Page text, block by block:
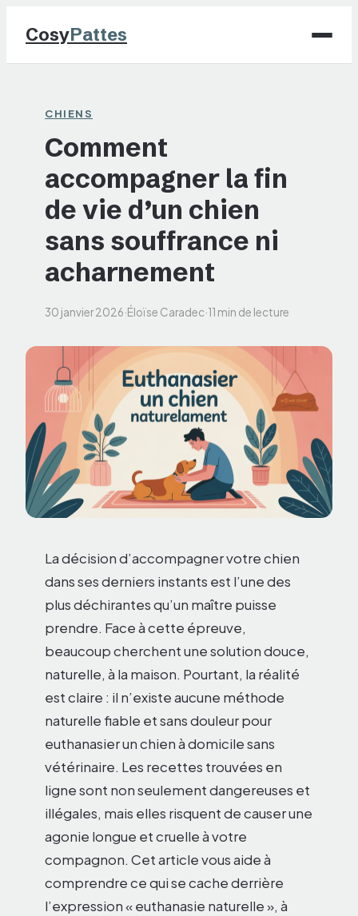
CosyPattes
Chats
NAC
Maison
Jardinage
CHIENS
Comment
accompagner la fin
de vie d’un chien
sans souffrance ni
acharnement
30 janvier 2026·Éloïse Caradec·11 min de lecture
La décision d’accompagner votre chien
dans ses derniers instants est l’une des
plus déchirantes qu’un maître puisse
prendre. Face à cette épreuve,
beaucoup cherchent une solution douce,
naturelle, à la maison. Pourtant, la réalité
est claire : il n’existe aucune méthode
naturelle fiable et sans douleur pour
euthanasier un chien à domicile sans
vétérinaire. Les recettes trouvées en
ligne sont non seulement dangereuses et
illégales, mais elles risquent de causer une
agonie longue et cruelle à votre
compagnon. Cet article vous aide à
comprendre ce qui se cache derrière
l’expression « euthanasie naturelle », à